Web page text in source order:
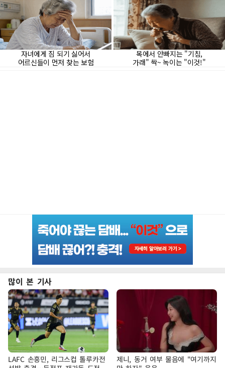
많이 본 기사
LAFC 손흥민, 리그스컵 톨루카전
제니, 동거 여부 물음에 "여기까지